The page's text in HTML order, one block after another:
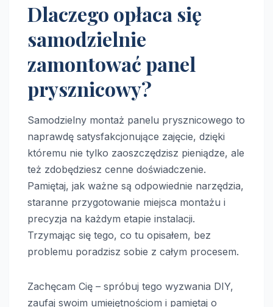
Dlaczego opłaca się
samodzielnie
zamontować panel
prysznicowy?
Samodzielny montaż panelu prysznicowego to
naprawdę satysfakcjonujące zajęcie, dzięki
któremu nie tylko zaoszczędzisz pieniądze, ale
też zdobędziesz cenne doświadczenie.
Pamiętaj, jak ważne są odpowiednie narzędzia,
staranne przygotowanie miejsca montażu i
precyzja na każdym etapie instalacji.
Trzymając się tego, co tu opisałem, bez
problemu poradzisz sobie z całym procesem.
Zachęcam Cię – spróbuj tego wyzwania DIY,
zaufaj swoim umiejętnościom i pamiętaj o